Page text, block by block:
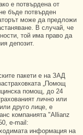
е потвърдена от
бъде потвърден
може да предложи
В случай, че
той има право да
депозит.
пакети е на ЗАД
„Помощ
помощ, до 24
лично или
друго лице, е
компанията "Allianz
е-mail:
информация на